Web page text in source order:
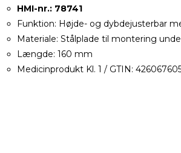
HMI-nr.: 78741
Funktion: Højde- og dybdejusterbar
Materiale: Stålplade til montering
Længde: 160 mm
Medicinprodukt Kl. 1 / GTIN: